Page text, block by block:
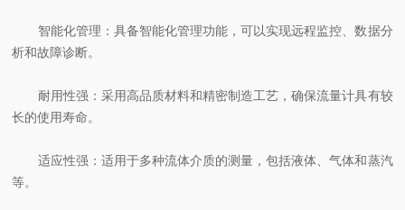
智能化管理：具备智能化管理功能，可以实现远程监控、数据分
析和故障诊断。
耐用性强：采用高品质材料和精密制造工艺，确保流量计具有较
长的使用寿命。
适应性强：适用于多种流体介质的测量，包括液体、气体和蒸汽
等。